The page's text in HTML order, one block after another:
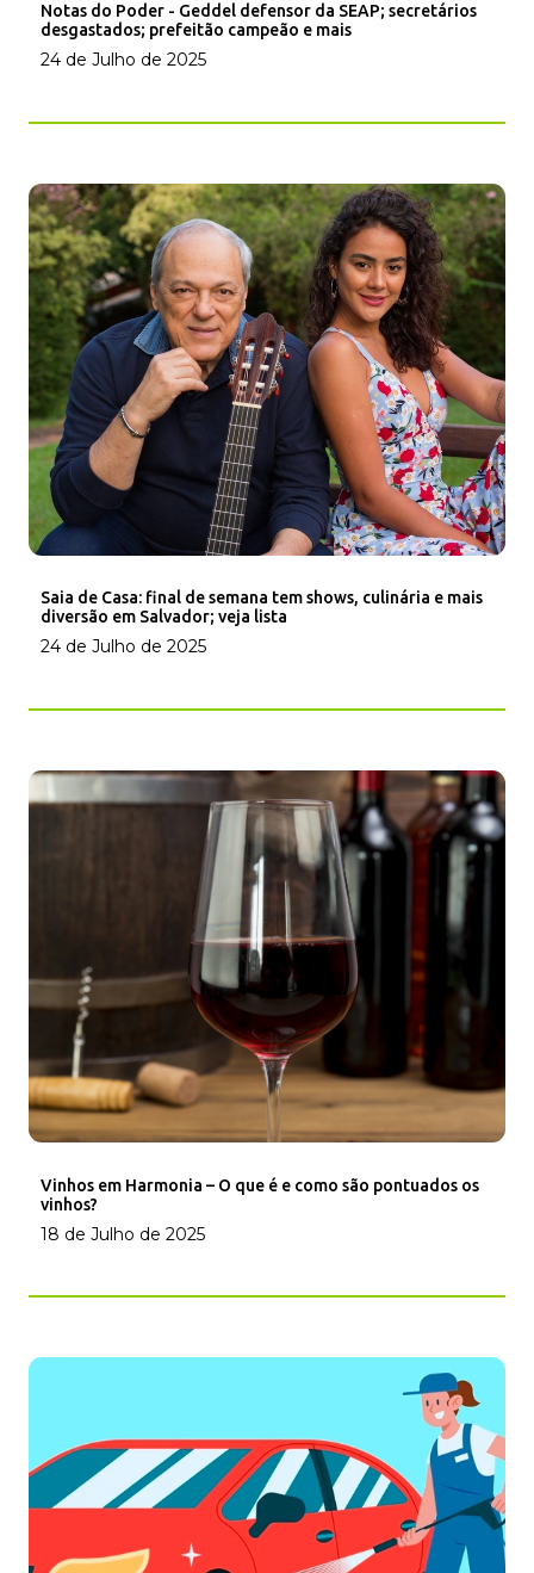
Notas do Poder - Geddel defensor da SEAP; secretários
desgastados; prefeitão campeão e mais
24 de Julho de 2025
Saia de Casa: final de semana tem shows, culinária e mais
diversão em Salvador; veja lista
24 de Julho de 2025
Vinhos em Harmonia – O que é e como são pontuados os
vinhos?
18 de Julho de 2025